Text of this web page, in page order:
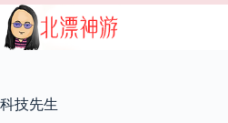
跳
至
内
科技先生